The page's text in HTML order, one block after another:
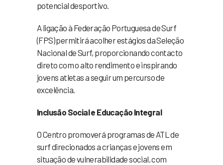
potencial desportivo.
A ligação à Federação Portuguesa de Surf
(FPS) permitirá acolher estágios da Seleção
Nacional de Surf, proporcionando contacto
direto com o alto rendimento e inspirando
jovens atletas a seguir um percurso de
excelência.
Inclusão Social e Educação Integral
O Centro promoverá programas de ATL de
surf direcionados a crianças e jovens em
situação de vulnerabilidade social, com